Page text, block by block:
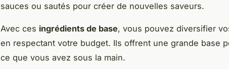
sauces ou sautés pour créer de nouvelles saveurs.
Avec ces ingrédients de base, vous pouvez diversifier
en respectant votre budget. Ils offrent une grande base
ce que vous avez sous la main.